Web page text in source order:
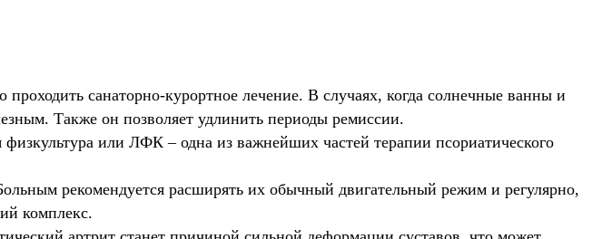
санаторно-курортное лечение. В случаях, когда солнечные ванны и
Также он позволяет удлинить периоды ремиссии.
или ЛФК – одна из важнейших частей терапии псориатического
рекомендуется расширять их обычный двигательный режим и регулярно,
комплекс.